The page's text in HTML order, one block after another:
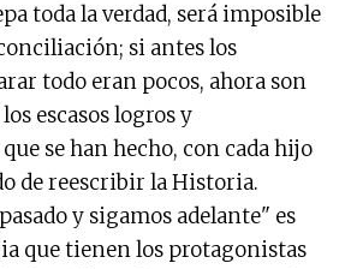
toda la verdad, será imposible
si antes los
todo eran pocos, ahora son
escasos logros y
se han hecho, con cada hijo
de reescribir la Historia.
y sigamos adelante" es
que tienen los protagonistas